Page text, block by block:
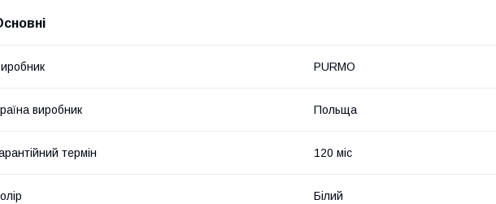
PURMO
виробник Польща
термін 120 міс
Білий